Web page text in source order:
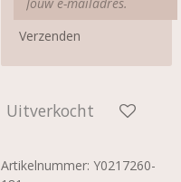
Verzenden
Uitverkocht
Artikelnummer: Y0217260-